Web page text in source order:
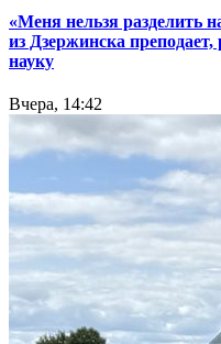
«Меня нельзя разделить
из Дзержинска
науку
Вчера, 14:42